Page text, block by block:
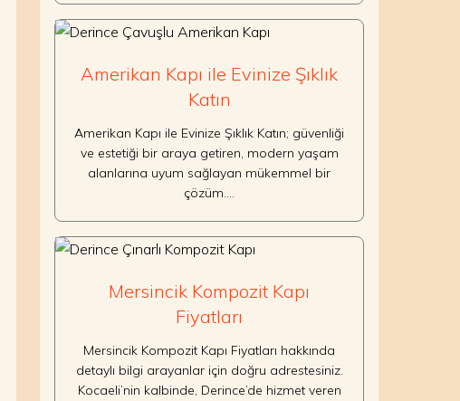
Amerikan Kapı ile Evinize Şıklık
Katın
Amerikan Kapı ile Evinize Şıklık Katın; güvenliği
ve estetiği bir araya getiren, modern yaşam
alanlarına uyum sağlayan mükemmel bir
çözüm.…
Mersincik Kompozit Kapı
Fiyatları
Mersincik Kompozit Kapı Fiyatları hakkında
detaylı bilgi arayanlar için doğru adrestesiniz.
Kocaeli’nin kalbinde, Derince’de hizmet veren